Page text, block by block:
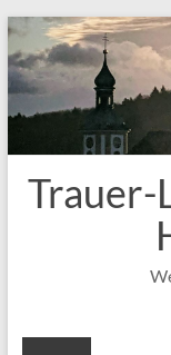
Zum
Inhalt
springen
Trauer-